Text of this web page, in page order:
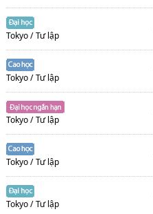
Tokyo / Tư lập
Tokyo / Tư lập
Tokyo / Tư lập
Tokyo / Tư lập
Tokyo / Tư lập